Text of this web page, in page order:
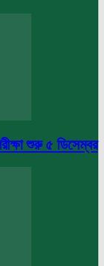
শুরু ৫ ডিসেম্বর